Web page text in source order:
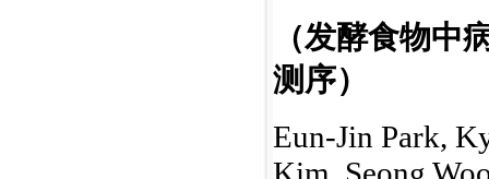
（发酵食物中
测序）
Eun-Jin Park,